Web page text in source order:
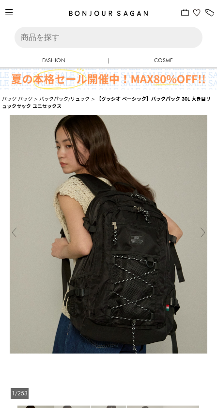
FASHION | COSME
バッグ バッグ >バックパック/リュック >
【グッシオ ベーシック】バックパック 30L 大き目リ
ュックサック ユニセックス
1/253